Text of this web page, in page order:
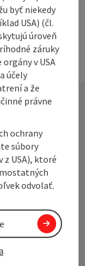
byť niekedy
USA) (čl.
úroveň
záruky
v USA
účely
a že
právne
ochrany
súbory
USA), ktoré
odvolať.